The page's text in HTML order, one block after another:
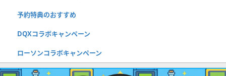
予約特典のおすすめ
DQXコラボキャンペーン
ローソンコラボキャンペーン